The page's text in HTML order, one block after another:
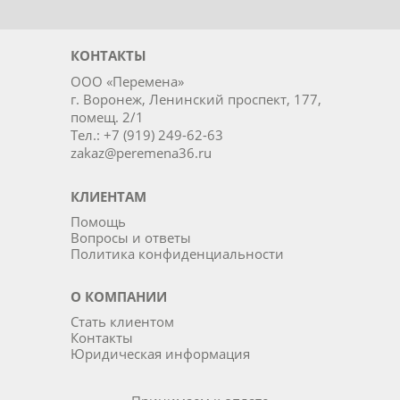
КОНТАКТЫ
ООО «Перемена»
г. Воронеж, Ленинский проспект, 177,
помещ. 2/1
Тел.: +7 (919) 249-62-63
zakaz@peremena36.ru
КЛИЕНТАМ
Помощь
Вопросы и ответы
Политика конфиденциальности
О КОМПАНИИ
Стать клиентом
Контакты
Юридическая информация